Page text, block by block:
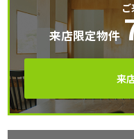
来店限定物件
来